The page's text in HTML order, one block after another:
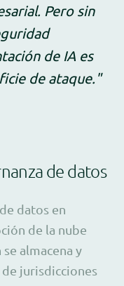
Pero sin
de IA es
de ataque."
de datos
datos en
de la nube
almacena y
jurisdicciones